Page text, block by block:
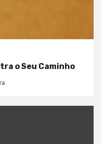
o Seu Caminho